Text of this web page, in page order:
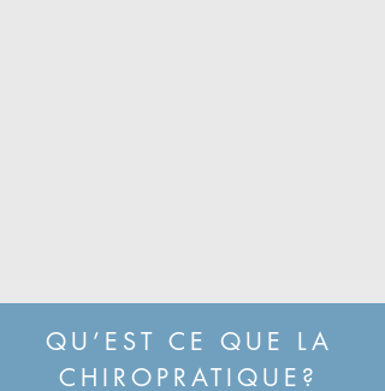
QU’EST CE QUE LA
CHIROPRATIQUE?